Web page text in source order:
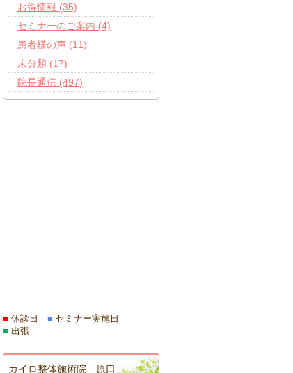
お得情報 (35)
セミナーのご案内 (4)
患者様の声 (11)
未分類 (17)
院長通信 (497)
■ 休診日 ■ セミナー実施日
■ 出張
カイロ整体施術院 原口